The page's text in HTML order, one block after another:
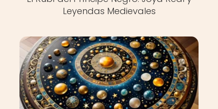
Leyendas Medievales